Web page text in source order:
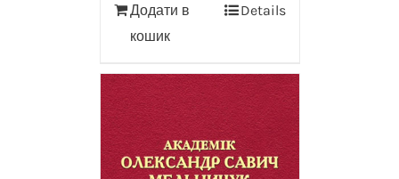
Додати в
кошик
Details